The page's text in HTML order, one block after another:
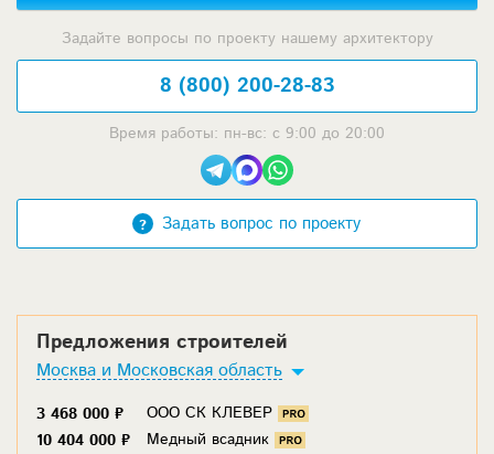
Задайте вопросы по проекту нашему архитектору
8 (800) 200-28-83
Время работы: пн-вс: с 9:00 до 20:00
Задать вопрос по проекту
Предложения строителей
Москва и Московская область
3 468 000 ₽
ООО СК КЛЕВЕР
10 404 000 ₽
Медный всадник